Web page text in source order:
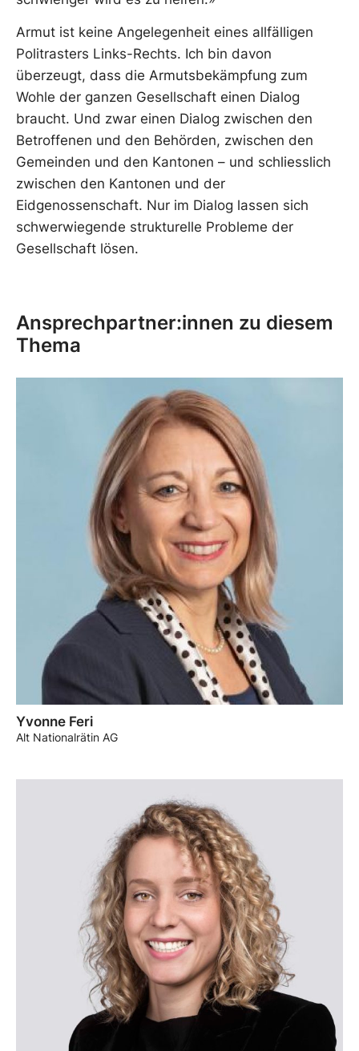
Armut ist keine Angelegenheit eines allfälligen
Politrasters Links-Rechts. Ich bin davon
überzeugt, dass die Armutsbekämpfung zum
Wohle der ganzen Gesellschaft einen Dialog
braucht. Und zwar einen Dialog zwischen den
Betroffenen und den Behörden, zwischen den
Gemeinden und den Kantonen – und schliesslich
zwischen den Kantonen und der
Eidgenossenschaft. Nur im Dialog lassen sich
schwerwiegende strukturelle Probleme der
Gesellschaft lösen.
Ansprechpartner:innen zu diesem
Thema
Yvonne Feri
Alt Nationalrätin AG